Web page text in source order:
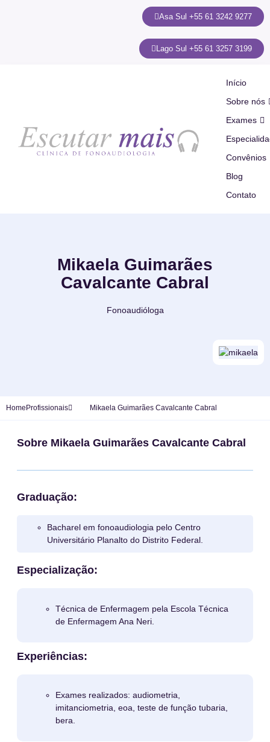
Asa Sul +55 61 3242 9277
Lago Sul +55 61 3257 3199
Início
Sobre nós
Exames
Convênios
Blog
Contato
Mikaela Guimarães
Cavalcante Cabral
Fonoaudióloga
HomeProfissionais Mikaela Guimarães Cavalcante Cabral
Sobre Mikaela Guimarães Cavalcante Cabral
Graduação:
Bacharel em fonoaudiologia pelo Centro
Universitário Planalto do Distrito Federal.
Especialização:
Técnica de Enfermagem pela Escola Técnica
de Enfermagem Ana Neri.
Experiências:
Exames realizados: audiometria,
imitanciometria, eoa, teste de função tubaria,
bera.